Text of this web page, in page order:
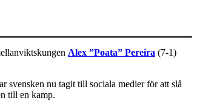
Alex ”Poata” Pereira (7-1)
svensken nu tagit till sociala medier för att slå
till en kamp.